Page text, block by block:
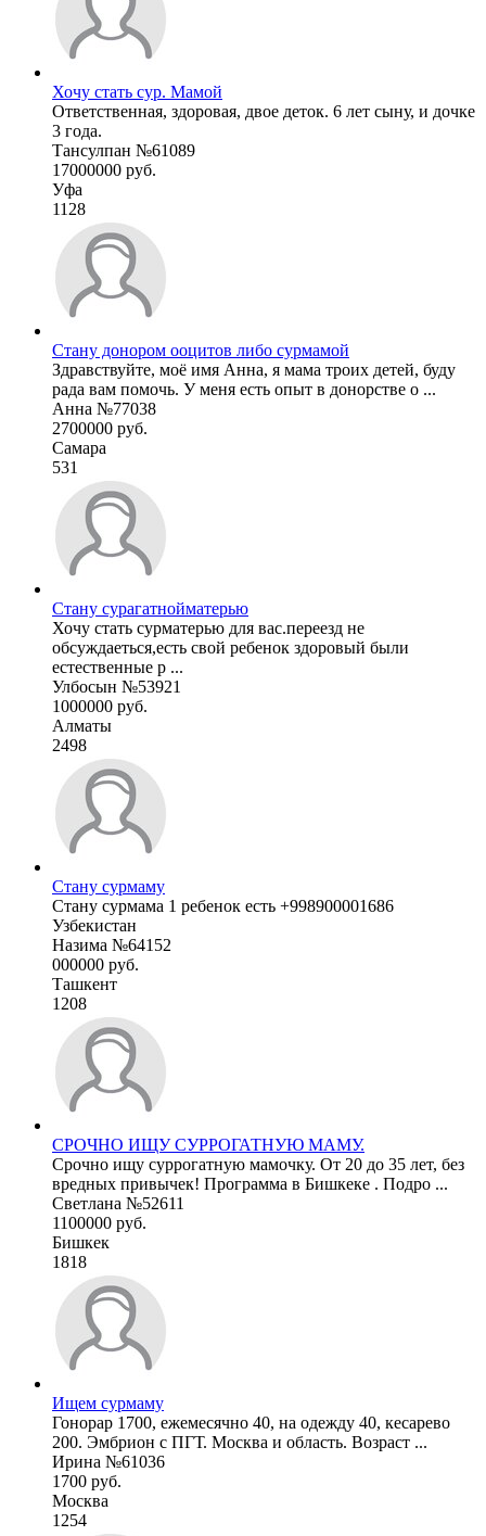
Хочу стать сур. Мамой
Ответственная, здоровая, двое деток. 6 лет сыну, и дочке
3 года.
Тансулпан №61089
17000000 руб.
Уфа
1128
Стану донором ооцитов либо сурмамой
Здравствуйте, моё имя Анна, я мама троих детей, буду
рада вам помочь. У меня есть опыт в донорстве о ...
Анна №77038
2700000 руб.
Самара
531
Стану сурагатнойматерью
Хочу стать сурматерью для вас.переезд не
обсуждаеться,есть свой ребенок здоровый были
естественные р ...
Улбосын №53921
1000000 руб.
Алматы
2498
Стану сурмаму
Стану сурмама 1 ребенок есть +998900001686
Узбекистан
Назима №64152
000000 руб.
Ташкент
1208
СРОЧНО ИЩУ СУРРОГАТНУЮ МАМУ.
Срочно ищу суррогатную мамочку. От 20 до 35 лет, без
вредных привычек! Программа в Бишкеке . Подро ...
Светлана №52611
1100000 руб.
Бишкек
1818
Ищем сурмаму
Гонорар 1700, ежемесячно 40, на одежду 40, кесарево
200. Эмбрион с ПГТ. Москва и область. Возраст ...
Ирина №61036
1700 руб.
Москва
1254